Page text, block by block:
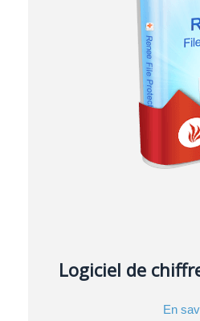
Logiciel de
En